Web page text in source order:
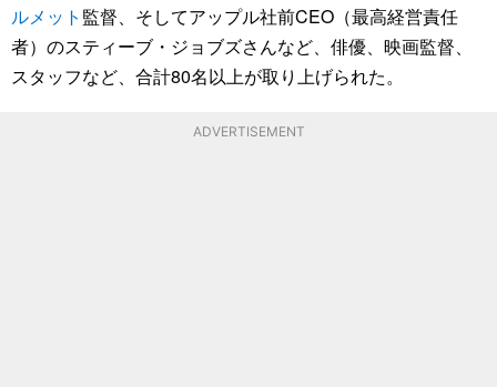
ルメット 監督、そしてアップル社前CEO（最高経営責任
者）のスティーブ・ジョブズさんなど、俳優、映画監督、
スタッフなど、合計80名以上が取り上げられた。
ADVERTISEMENT